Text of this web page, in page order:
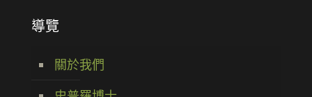
導覽
關於我們